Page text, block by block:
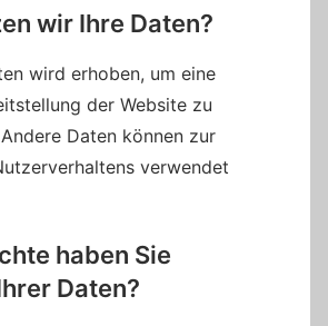
wir Ihre Daten?
wird erhoben, um eine
der Website zu
Daten können zur
verwendet
haben Sie
Daten?